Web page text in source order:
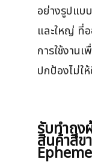
อย่างรูปแบ
และใหญ่ ที่
การใช้งาน
ปกป้องไม่ใ
รับทำถุง
สินค้าสีข